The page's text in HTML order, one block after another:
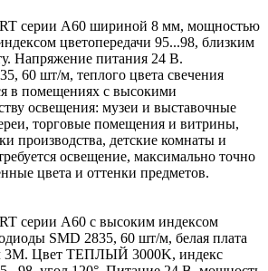
RT серии A60 шириной 8 мм, мощностью
цветопередачи 95...98, близким
Напряжение питания 24 В.
60 шт/м, теплого цвета свечения
в помещениях с высокими
освещения: музеи и выставочные
торговые помещения и витрины,
производства, детские комнаты и
освещение, максимально точно
цвета и оттенки предметов.
серии A60 с высоким индексом
SMD 2835, 60 шт/м, белая плата
3М. Цвет ТЕПЛЫЙ 3000K, индекс